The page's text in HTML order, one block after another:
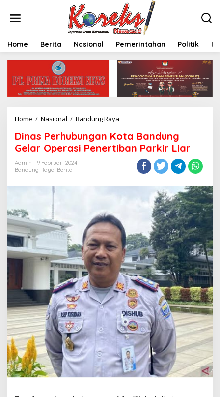
Home Berita Nasional Pemerintahan Politik
Home / Nasional / Bandung Raya
n
a
s
n
g
a
n
K
o
t
a
a
n
d
u
g
G
e
l
Dinas Perhubungan Kota Bandung
Gelar Operasi Penertiban Parkir Liar
Admin
9 Februari 2024
Bandung Raya, Berita